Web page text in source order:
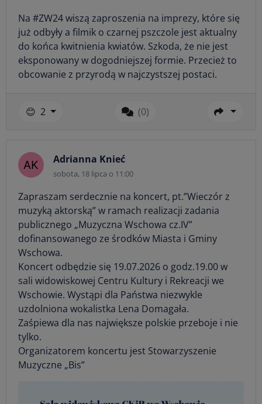
Na #ZW24 wiszą zaproszenia na imprezy, które się
już odbyły a filmik o czarnej pszczole jest aktualny
do końca kwitnienia kwiatów. Szkoda, że nie jest
eksponowany w dogodniejszej formie. Przecież to
obcowanie z przyrodą w najczystszej postaci.
😊 2 (0)
Adrianna Knieć
sobota, 18 lipca o 11:00
Zapraszam serdecznie na koncert, pt.”Wieczór z
muzyką aktorską” w ramach realizacji zadania
publicznego „Muzyczna Wschowa cz.IV”
dofinansowanego ze środków Miasta i Gminy
Wschowa.
Koncert odbędzie się 19.07.2026 o godz.19.00 w
sali widowiskowej Centru Kultury i Rekreacji we
Wschowie. Wystąpi dla Państwa niezwykle
uzdolniona wokalistka Lena Domagała.
Zaśpiewa dla nas największe polskie przeboje i nie
tylko.
Organizatorem koncertu jest Stowarzyszenie
Muzyczne „Bis”